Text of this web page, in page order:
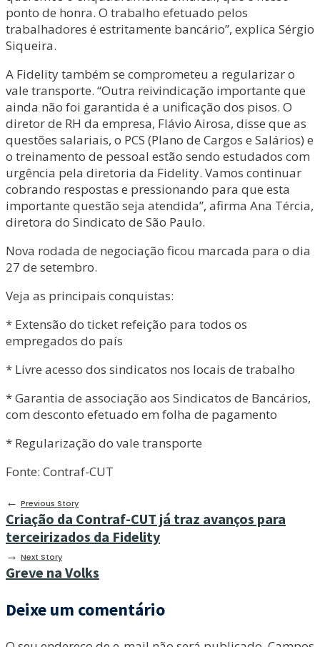
ponto de honra. O trabalho efetuado pelos
trabalhadores é estritamente bancário”, explica Sérgio
Siqueira.
A Fidelity também se comprometeu a regularizar o
vale transporte. “Outra reivindicação importante que
ainda não foi garantida é a unificação dos pisos. O
diretor de RH da empresa, Flávio Airosa, disse que as
questões salariais, o PCS (Plano de Cargos e Salários) e
o treinamento de pessoal estão sendo estudados com
urgência pela diretoria da Fidelity. Vamos continuar
cobrando respostas e pressionando para que esta
importante questão seja atendida”, afirma Ana Tércia,
diretora do Sindicato de São Paulo.
Nova rodada de negociação ficou marcada para o dia
27 de setembro.
Veja as principais conquistas:
* Extensão do ticket refeição para todos os
empregados do país
* Livre acesso dos sindicatos nos locais de trabalho
* Garantia de associação aos Sindicatos de Bancários,
com desconto efetuado em folha de pagamento
* Regularização do vale transporte
Fonte: Contraf-CUT
← Previous Story
Criação da Contraf-CUT já traz avanços para
terceirizados da Fidelity
→ Next Story
Greve na Volks
Deixe um comentário